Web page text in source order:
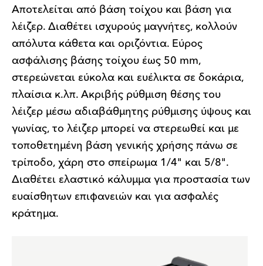
Αποτελείται από βάση τοίχου και βάση για
λέιζερ. Διαθέτει ισχυρούς μαγνήτες, κολλούν
απόλυτα κάθετα και οριζόντια. Εύρος
ασφάλισης βάσης τοίχου έως 50 mm,
στερεώνεται εύκολα και ευέλικτα σε δοκάρια,
πλαίσια κ.λπ. Ακριβής ρύθμιση θέσης του
λέιζερ μέσω αδιαβάθμητης ρύθμισης ύψους και
γωνίας, το λέιζερ μπορεί να στερεωθεί και με
τοποθετημένη βάση γενικής χρήσης πάνω σε
τρίποδο, χάρη στο σπείρωμα 1/4" και 5/8".
Διαθέτει ελαστικό κάλυμμα για προστασία των
ευαίσθητων επιφανειών και για ασφαλές
κράτημα.